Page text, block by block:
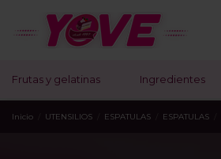
Frutas y gelatinas Ingredientes
Inicio UTENSILIOS ESPATULAS ESPATULAS